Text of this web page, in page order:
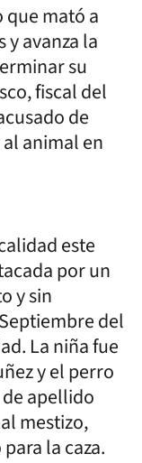
mató a
y avanza la
su
fiscal del
de
animal en
este
por un
y sin
del
La niña fue
y el perro
apellido
mestizo,
la caza.